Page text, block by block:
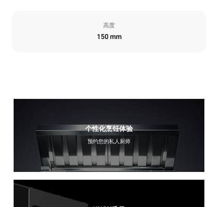
高度
150 mm
个性化烹饪体验
预约您的私人厨师